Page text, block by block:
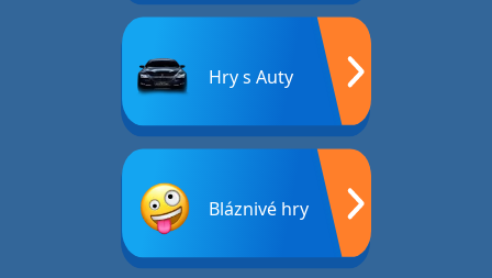
Hry s Auty
Bláznivé hry